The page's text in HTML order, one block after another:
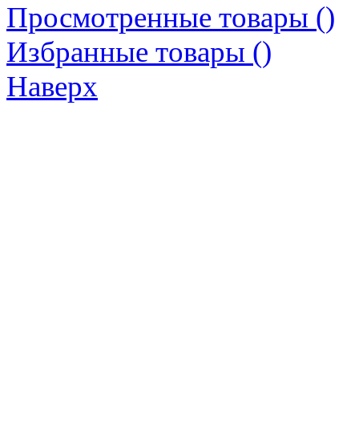
Просмотренные товары ()
Избранные товары ()
Наверх